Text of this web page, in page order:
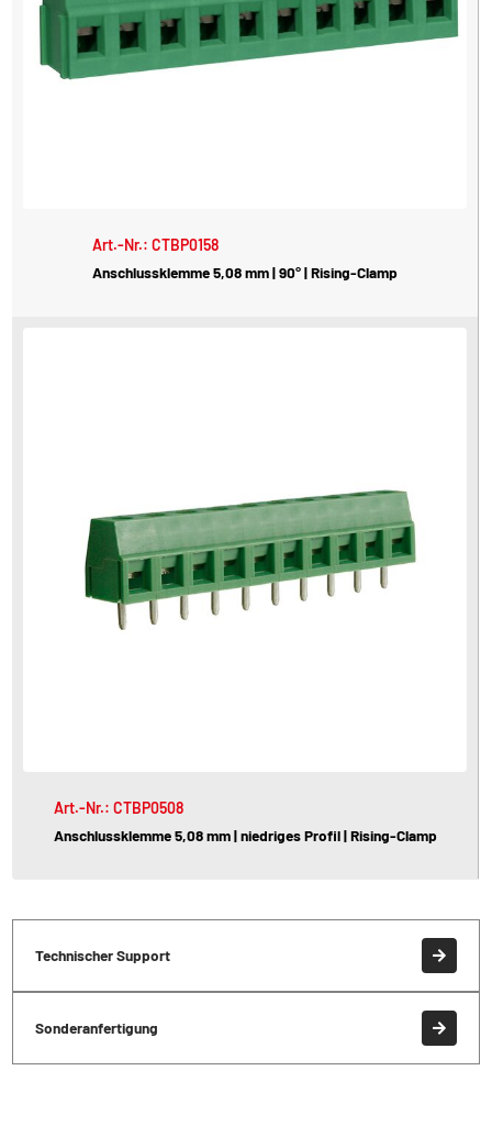
Art.-Nr.: CTBP0158
Anschlussklemme 5,08 mm | 90° | Rising-Clamp
Art.-Nr.: CTBP0508
Anschlussklemme 5,08 mm | niedriges Profil | Rising-Clamp
Technischer Support
Sonderanfertigung